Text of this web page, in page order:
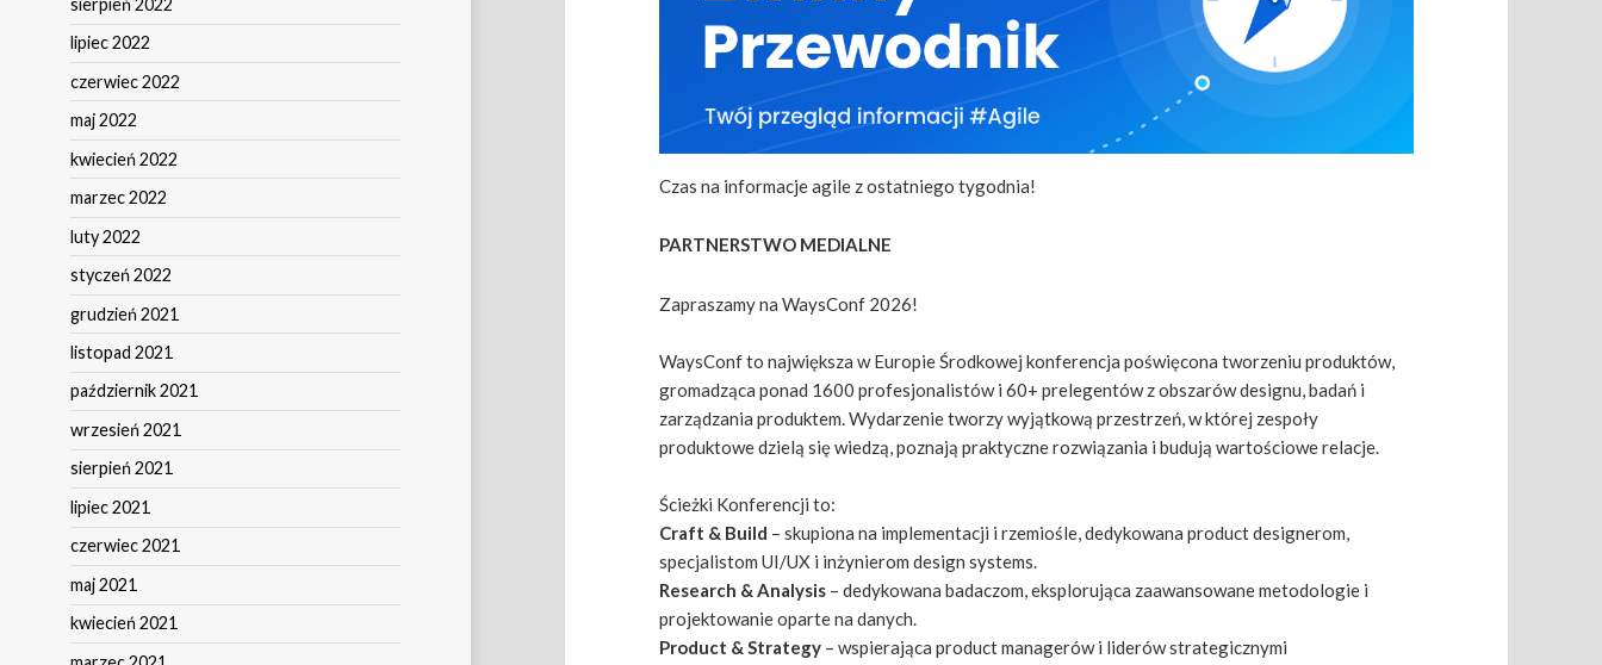
lipiec 2022
czerwiec 2022
maj 2022
kwiecień 2022
marzec 2022
luty 2022
styczeń 2022
grudzień 2021
listopad 2021
październik 2021
wrzesień 2021
sierpień 2021
lipiec 2021
czerwiec 2021
maj 2021
kwiecień 2021
Czas na informacje agile z ostatniego tygodnia!
PARTNERSTWO MEDIALNE
Zapraszamy na WaysConf 2026!
WaysConf to największa w Europie Środkowej konferencja poświęcona tworzeniu produktów,
gromadząca ponad 1600 profesjonalistów i 60+ prelegentów z obszarów designu, badań i
zarządzania produktem. Wydarzenie tworzy wyjątkową przestrzeń, w której zespoły
produktowe dzielą się wiedzą, poznają praktyczne rozwiązania i budują wartościowe relacje.
Ścieżki Konferencji to:
Craft & Build – skupiona na implementacji i rzemiośle, dedykowana product designerom,
specjalistom UI/UX i inżynierom design systems.
Research & Analysis – dedykowana badaczom, eksplorująca zaawansowane metodologie i
projektowanie oparte na danych.
Product & Strategy – wspierająca product managerów i liderów strategicznymi